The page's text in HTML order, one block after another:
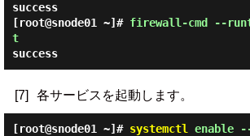
success
[root@snode01 ~]# firewall-cmd --
t
success
[7] 各サービスを起動します。
[root@snode01 ~]# systemctl enable